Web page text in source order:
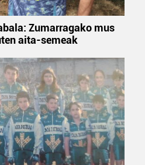
Zumarragako mus
aita-semeak